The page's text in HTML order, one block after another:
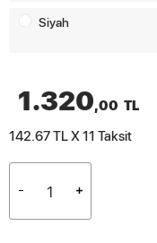
Siyah
1.320,00 TL
142.67 TL X 11 Taksit